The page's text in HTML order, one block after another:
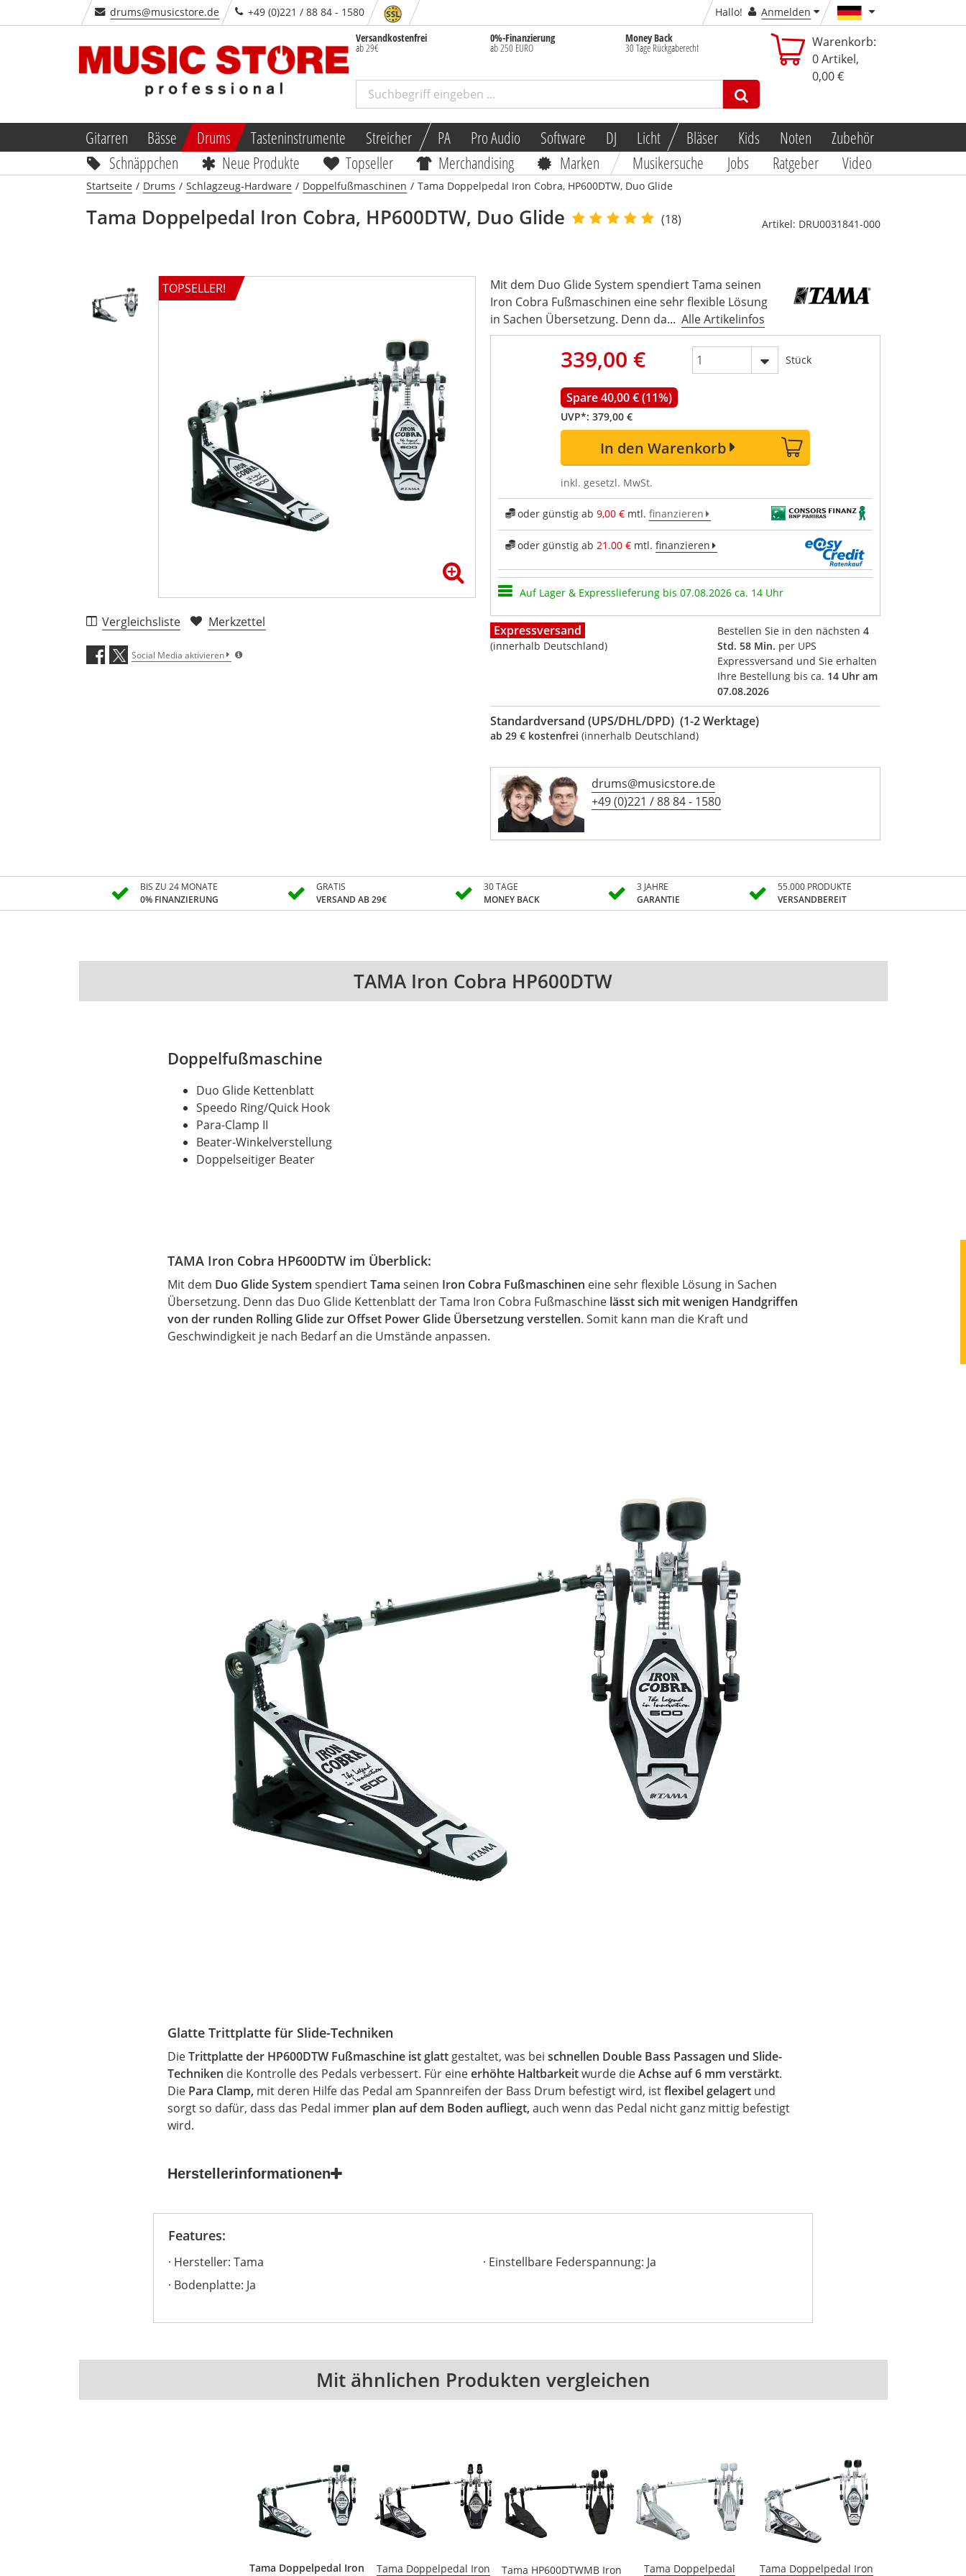
drums@musicstore.de +49 (0)221 / 88 84 - 1580 Hallo!
Anmelden
Versandkostenfrei
ab 29€
0%-Finanzierung
ab 250 EURO
Money Back
30 Tage Rückgaberecht
Warenkorb:
0 Artikel,
0,00 €
Gitarren Bässe Drums Tasteninstrumente Streicher PA Pro Audio Software DJ Licht Bläser Kids Noten
Zubehör
Schnäppchen
Neue Produkte Topseller Merchandising Marken Musikersuche Jobs Ratgeber Video
Startseite / Drums / Schlagzeug-Hardware / Doppelfußmaschinen / Tama Doppelpedal Iron Cobra, HP600DTW, Duo Glide
Tama Doppelpedal Iron Cobra, HP600DTW, Duo Glide (18) Artikel: DRU0031841-000
TOPSELLER!
Vergleichsliste Merkzettel
Social Media aktivieren
Mit dem Duo Glide System spendiert Tama seinen
Iron Cobra Fußmaschinen eine sehr flexible Lösung
in Sachen Übersetzung. Denn da... Alle Artikelinfos
339,00 € Stück
Spare 40,00 € (11%)
UVP*: 379,00 €
In den Warenkorb
inkl. gesetzl. MwSt.
oder günstig ab 9,00 €mtl. finanzieren
oder günstig ab 21.00 €mtl. finanzieren
Auf Lager & Expresslieferung bis 07.08.2026 ca. 14 Uhr
Expressversand
(innerhalb Deutschland)
Bestellen Sie in den nächsten4
Std. 58 Min. per UPS
Expressversand und Sie erhalten
Ihre Bestellung bis ca. 14 Uhr am
07.08.2026
Standardversand (UPS/DHL/DPD) (1-2 Werktage)
ab 29 € kostenfrei (innerhalb Deutschland)
drums@musicstore.de
+49 (0)221 / 88 84 - 1580
BIS ZU 24 MONATE
0% FINANZIERUNG
GRATIS
VERSAND AB 29€
30 TAGE
MONEY BACK
3 JAHRE
GARANTIE
55.000 PRODUKTE
VERSANDBEREIT
TAMA Iron Cobra HP600DTW
Doppelfußmaschine
Duo Glide Kettenblatt
Speedo Ring/Quick Hook
Para-Clamp II
Beater-Winkelverstellung
Doppelseitiger Beater
TAMA Iron Cobra HP600DTW im Überblick:
Mit dem Duo Glide System spendiertTama seinen Iron Cobra Fußmaschinen eine sehr flexible Lösung in Sachen
Übersetzung. Denn das Duo Glide Kettenblatt der Tama Iron Cobra Fußmaschine lässt sich mit wenigen Handgriffen
von der runden Rolling Glide zur Offset Power Glide Übersetzung verstellen. Somit kann man die Kraft und
Geschwindigkeit je nach Bedarf an die Umstände anpassen.
Glatte Trittplatte für Slide-Techniken
DieTrittplatte der HP600DTW Fußmaschine ist glatt gestaltet, was beischnellen Double Bass Passagen und Slide-
Techniken die Kontrolle des Pedals verbessert. Für eineerhöhte Haltbarkeitwurde dieAchse auf 6 mm verstärkt.
Die Para Clamp, mit deren Hilfe das Pedal am Spannreifen der Bass Drum befestigtwird, istflexibel gelagert und
sorgt so dafür, dass das Pedal immer plan auf dem Boden aufliegt, auch wenn das Pedal nicht ganz mittig befestigt
wird.
Herstellerinformationen
Features:
Hersteller: Tama
Bodenplatte: Ja
Einstellbare Federspannung: Ja
Mit ähnlichen Produkten vergleichen
Tama Doppelpedal Iron
Tama Doppelpedal Iron
Tama HP600DTWMB Iron
Tama Doppelpedal
Tama Doppelpedal Iron